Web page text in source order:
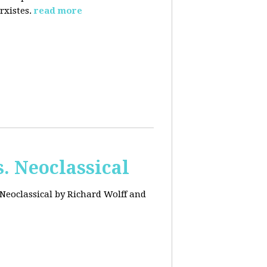
read more
Neoclassical
by Richard Wolff and